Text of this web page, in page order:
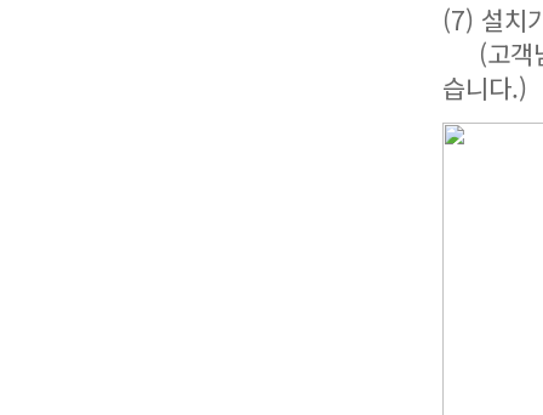
(7) 설치
(고객
습니다.)